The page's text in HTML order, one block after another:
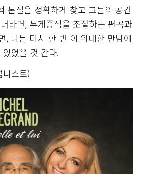
본질을 정확하게 찾고 그들의 공간
라면, 무게중심을 조절하는 편곡과
, 나는 다시 한 번 이 위대한 만남에
었을 것 같다.
스트)